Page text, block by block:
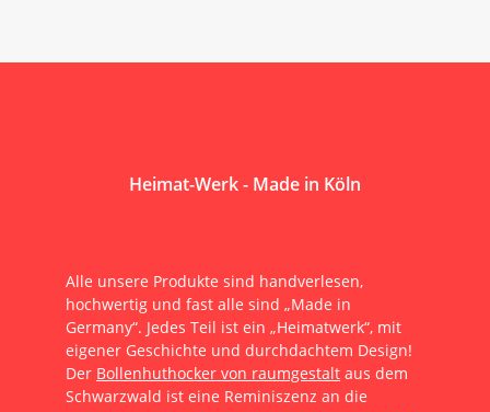
Heimat-Werk - Made in Köln
Alle unsere Produkte sind handverlesen,
hochwertig und fast alle sind „Made in
Germany“. Jedes Teil ist ein „Heimatwerk“, mit
eigener Geschichte und durchdachtem Design!
Der Bollenhuthocker von raumgestalt aus dem
Schwarzwald ist eine Reminiszenz an die